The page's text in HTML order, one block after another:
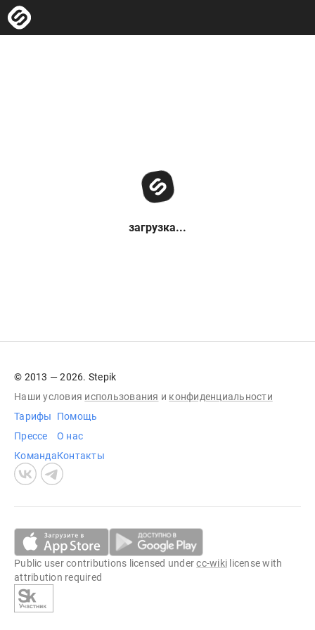
загрузка...
© 2013 — 2026. Stepik
Наши условия использования и конфиденциальности
Тарифы
Прессе
Команда
Помощь
О нас
Контакты
Public user contributions licensed undercc-wiki license with
attribution required